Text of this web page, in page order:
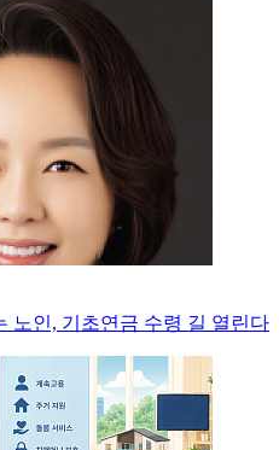
노인, 기초연금 수령 길 열린다